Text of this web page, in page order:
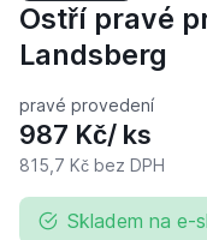
Ostří pravé
Landsberg
pravé provedení
987 Kč/ ks
815,7 Kč bez DPH
Skladem na e-